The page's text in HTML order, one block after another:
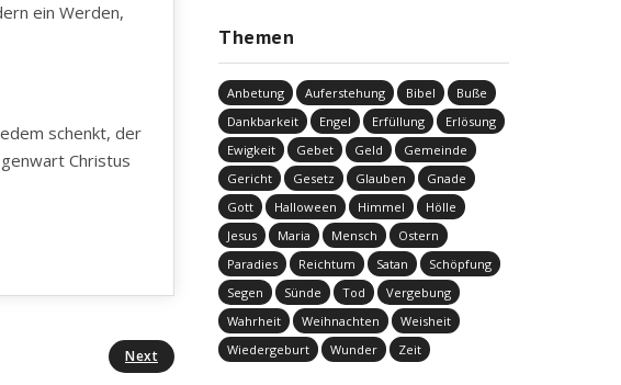
ein Werden,
schenkt, der
Christus
Next
Themen
Anbetung Auferstehung Bibel
Buße
Dankbarkeit
Engel Erfüllung
Erlösung
Ewigkeit
Gebet Geld
Gemeinde
Gericht
Gesetz Glauben
Gnade
Gott
Halloween Himmel
Hölle
Jesus
Maria Mensch
Ostern
Paradies
Reichtum Satan
Schöpfung
Segen
Sünde Tod
Vergebung
Wahrheit
Weihnachten
Weisheit
Wiedergeburt
Wunder Zeit